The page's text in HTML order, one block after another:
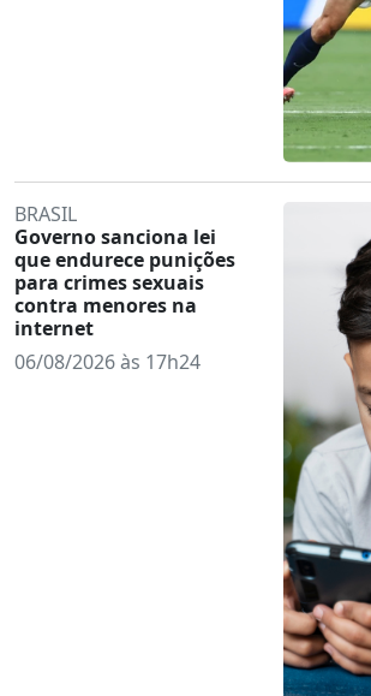
BRASIL
Governo sanciona lei
que endurece punições
para crimes sexuais
contra menores na
internet
06/08/2026 às 17h24